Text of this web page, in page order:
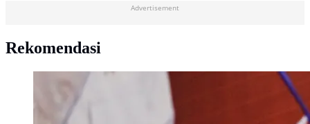
Advertisement
Rekomendasi